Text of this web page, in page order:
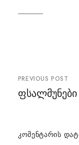
პოსტის
ნავიგაცია
PREVIOUS POST
ფსალმუნები
ᲙᲝᲛᲔᲜᲢᲐᲠᲘᲡ